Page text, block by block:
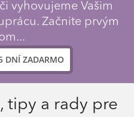
vyhovujeme Vašim
Začnite prvým
DNÍ ZADARMO
tipy a rady pre